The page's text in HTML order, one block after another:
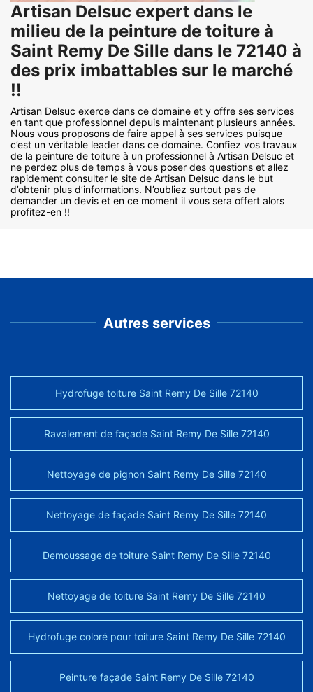
Artisan Delsuc expert dans le
milieu de la peinture de toiture à
Saint Remy De Sille dans le 72140 à
des prix imbattables sur le marché
!!
Artisan Delsuc exerce dans ce domaine et y offre ses services
en tant que professionnel depuis maintenant plusieurs années.
Nous vous proposons de faire appel à ses services puisque
c’est un véritable leader dans ce domaine. Confiez vos travaux
de la peinture de toiture à un professionnel à Artisan Delsuc et
ne perdez plus de temps à vous poser des questions et allez
rapidement consulter le site de Artisan Delsuc dans le but
d’obtenir plus d’informations. N’oubliez surtout pas de
demander un devis et en ce moment il vous sera offert alors
profitez-en !!
Autres services
Hydrofuge toiture Saint Remy De Sille 72140
Ravalement de façade Saint Remy De Sille 72140
Nettoyage de pignon Saint Remy De Sille 72140
Nettoyage de façade Saint Remy De Sille 72140
Demoussage de toiture Saint Remy De Sille 72140
Nettoyage de toiture Saint Remy De Sille 72140
Hydrofuge coloré pour toiture Saint Remy De Sille 72140
Peinture façade Saint Remy De Sille 72140